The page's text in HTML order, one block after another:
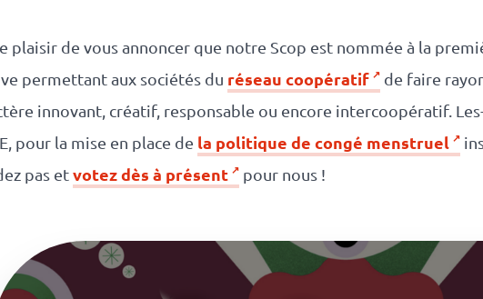
plaisir de vous annoncer que notre Scop est nommée à la
permettant aux sociétés du réseau coopératif
de faire
innovant, créatif, responsable ou encore intercoopératif.
pour la mise en place de la politique de congé menstruel
pas etvotez dès à présent pour nous !